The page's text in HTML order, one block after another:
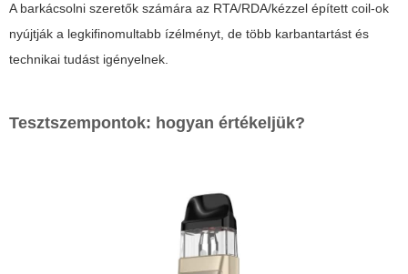
A barkácsolni szeretők számára az RTA/RDA/kézzel épített coil-ok
nyújtják a legkifinomultabb ízélményt, de több karbantartást és
technikai tudást igényelnek.
Tesztszempontok: hogyan értékeljük?